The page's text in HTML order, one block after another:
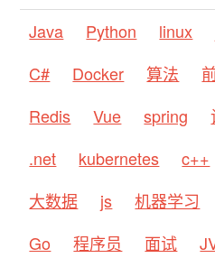
Java
Python linux
C#
Docker 算法
Redis
Vue spring
.net
kubernetes c++
大数据
js 机器学习
Go
程序员 面试